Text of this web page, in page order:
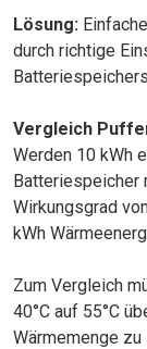
Lösung:
durch richtige
Vergleich
Werden 10 kWh
Batteriespeicher
Wirkungsgrad
kWh
Zum Vergleich
40°C auf 55°C
Wärmemenge zu